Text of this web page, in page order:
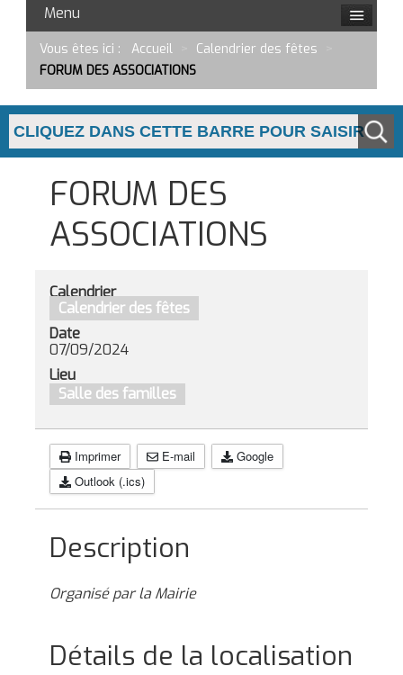
Menu
Vous êtes ici : Accueil Calendrier des fêtes
FORUM DES ASSOCIATIONS
FORUM DES
ASSOCIATIONS
Calendrier
Calendrier des fêtes
Date
07/09/2024
Lieu
Salle des familles
Imprimer E-mail
Google
Outlook (.ics)
Description
Organisé par la Mairie
Détails de la localisation